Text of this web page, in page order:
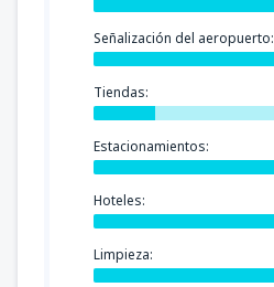
Señalización del aeropuerto:
Tiendas:
Estacionamientos:
Hoteles:
Limpieza: